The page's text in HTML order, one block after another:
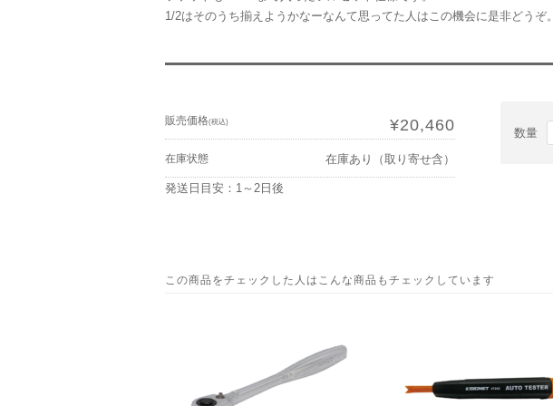
1/2はそのうち揃えようかなーなんて思ってた人はこの機会に是非どうぞ。
販売価格(税込) ¥20,460
在庫状態 在庫あり（取り寄せ含）
発送日目安：1～2日後
数量
この商品をチェックした人はこんな商品もチェックしています